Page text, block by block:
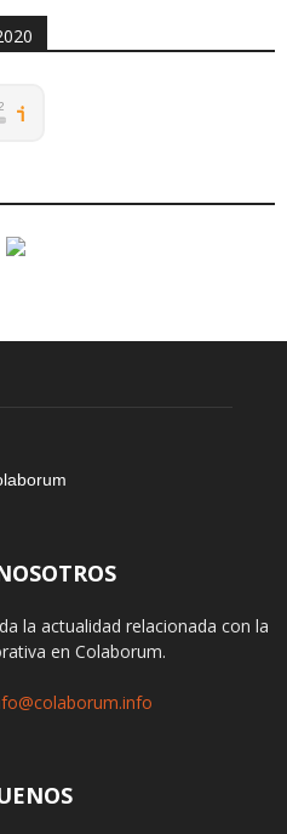
la actualidad relacionada con la
en Colaborum.